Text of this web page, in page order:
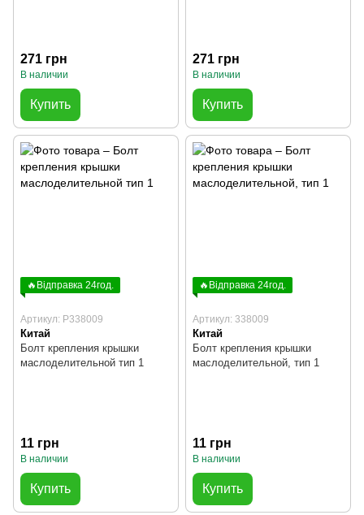
271 грн
В наличии
Купить
271 грн
В наличии
Купить
🔥Відправка 24год.
Артикул: P338009
Китай
Болт крепления крышки
маслоделительной тип 1
11 грн
В наличии
Купить
🔥Відправка 24год.
Артикул: 338009
Китай
Болт крепления крышки
маслоделительной, тип 1
11 грн
В наличии
Купить